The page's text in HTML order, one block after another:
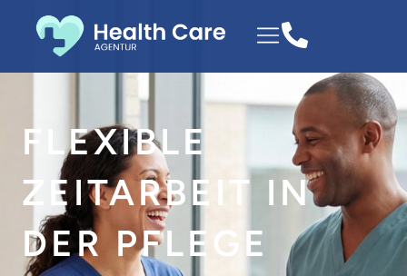
FLEXIBLE
ZEITARBEIT IN
DER PFLEGE